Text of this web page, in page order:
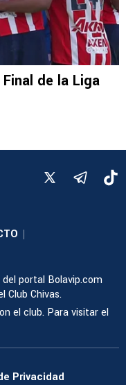
de la Liga
portal Bolavip.com
Club Chivas.
el club. Para visitar el
Privacidad